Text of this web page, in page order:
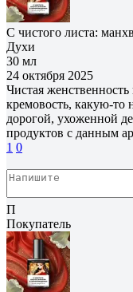
С чистого листа:
Духи
30 мл
24 октября 2025
Чистая
кремовость, какую-то
дорогой, ухоженной
продуктов с данным
1 0
П
Покупатель